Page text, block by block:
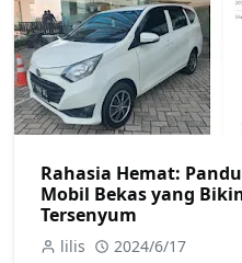
Rahasia Hemat:
Mobil Bekas yang
Tersenyum
lilis 2024/6/17